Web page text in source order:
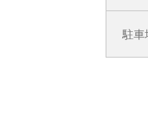
駐車